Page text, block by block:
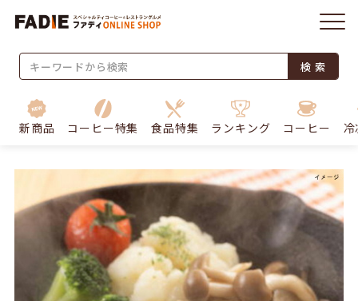
検 索
新商品 コーヒー特集 食品特集 ランキング コーヒー